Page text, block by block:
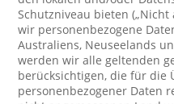
Schutzniveau bieten („Nicht
wir personenbezogene
Australiens, Neuseelands
werden wir alle geltenden
berücksichtigen, die für die
personenbezogener Daten